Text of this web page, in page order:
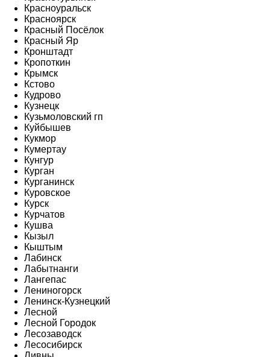
Красноуральск
Красноярск
Красный Посёлок
Красный Яр
Кронштадт
Кропоткин
Крымск
Кстово
Кудрово
Кузнецк
Кузьмоловский гп
Куйбышев
Кукмор
Кумертау
Кунгур
Курган
Курганинск
Куровское
Курск
Курчатов
Кушва
Кызыл
Кыштым
Лабинск
Лабытнанги
Лангепас
Лениногорск
Ленинск-Кузнецкий
Лесной
Лесной Городок
Лесозаводск
Лесосибирск